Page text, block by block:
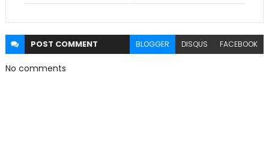
POST COMMENT BLOGGER DISQUS FACEBOOK
No comments